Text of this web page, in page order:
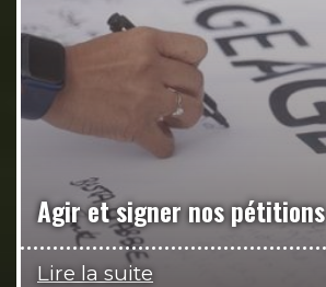
Agir et signer nos pétitions
Lire la suite